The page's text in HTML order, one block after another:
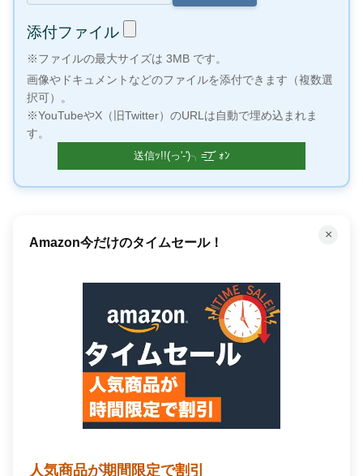
添付ファイル
※ファイルの最大サイズは 3MB です。
画像やドキュメントなどのファイルを添付できます（複数選
択可）。
※YouTubeやX（旧Twitter）のURLは自動で埋め込まれま
す。
×
何百万もの曲が聴き放題！
Amazon Music Unlimited